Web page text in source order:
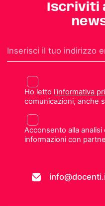
Iscriviti
Ho letto l'informativa
comunicazioni, anche
Acconsento alla
informazioni con